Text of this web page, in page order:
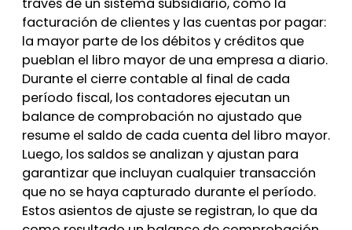
través de un sistema subsidiario, como la
facturación de clientes y las cuentas por pagar:
la mayor parte de los débitos y créditos que
pueblan el libro mayor de una empresa a diario.
Durante el cierre contable al final de cada
período fiscal, los contadores ejecutan un
balance de comprobación no ajustado que
resume el saldo de cada cuenta del libro mayor.
Luego, los saldos se analizan y ajustan para
garantizar que incluyan cualquier transacción
que no se haya capturado durante el período.
Estos asientos de ajuste se registran, lo que da